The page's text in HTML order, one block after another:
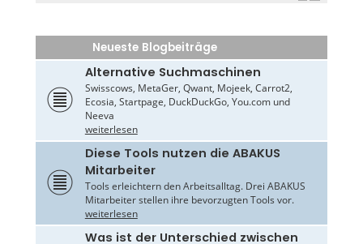
Neueste Blogbeiträge
Alternative Suchmaschinen
Swisscows, MetaGer, Qwant, Mojeek, Carrot2,
Ecosia, Startpage, DuckDuckGo, You.com und
Neeva
weiterlesen
Diese Tools nutzen die ABAKUS
Mitarbeiter
Tools erleichtern den Arbeitsalltag. Drei ABAKUS
Mitarbeiter stellen ihre bevorzugten Tools vor.
weiterlesen
Was ist der Unterschied zwischen